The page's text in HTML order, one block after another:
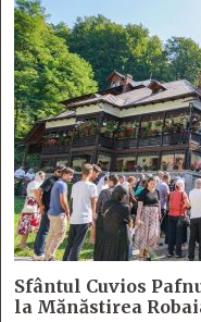
Sfântul Cuvios
la Mănăstirea